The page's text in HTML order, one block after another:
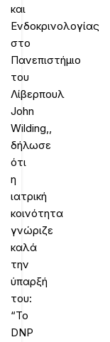
και
Ενδοκρινολογίας
στο
Πανεπιστήμιο
του
Λίβερπουλ
John
Wilding,,
δήλωσε
ότι
η
ιατρική
κοινότητα
γνώριζε
καλά
την
ύπαρξή
του:
“Το
DNP